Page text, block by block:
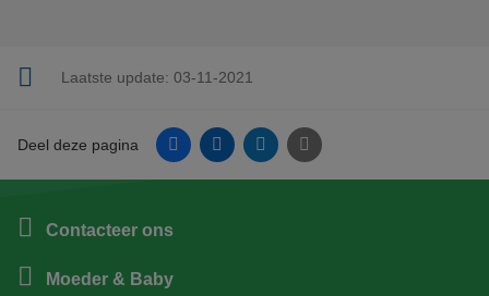
Laatste update: 03-11-2021
Deel deze pagina FacebookLinkedinTwitter E-mail
Contacteer ons
Moeder & Baby